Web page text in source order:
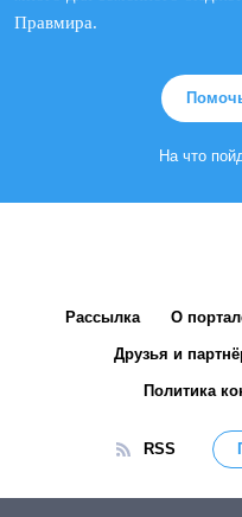
Правмира.
На что
Рассылка О
Друзья и
Политика
RSS